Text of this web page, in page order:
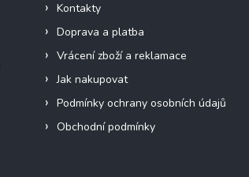
Kontakty
Doprava a platba
Vrácení zboží a reklamace
Jak nakupovat
Podmínky ochrany osobních údajů
Obchodní podmínky